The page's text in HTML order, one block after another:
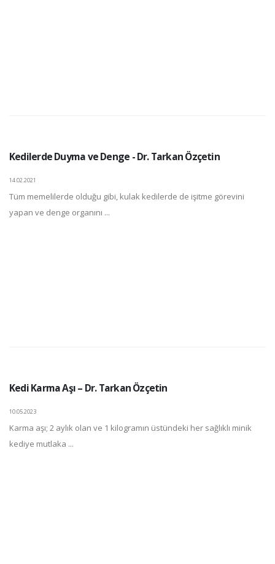
Kedilerde Duyma ve Denge - Dr. Tarkan Özçetin
14.02.2021
Tüm memelilerde olduğu gibi, kulak kedilerde de işitme görevini
yapan ve denge organını ...
Kedi Karma Aşı – Dr. Tarkan Özçetin
10.05.2023
Karma aşı; 2 aylık olan ve 1 kilogramın üstündeki her sağlıklı minik
kediye mutlaka ...